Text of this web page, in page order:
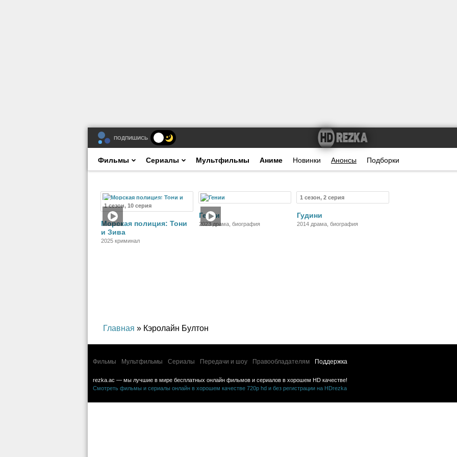
ПОДПИШИСЬ
Фильмы Сериалы Мультфильмы Аниме Новинки Анонсы Подборки
1 сезон, 10 серия
Сериал
Морская полиция: Тони
и Зива
2025 криминал
Гении
2023 драма, биография
1 сезон, 2 серия
Гудини
2014 драма, биография
Главная » Кэролайн Бултон
Фильмы Мультфильмы Сериалы Передачи и шоу Правообладателям Поддержка
rezka.ac — мы лучшие в мире бесплатных онлайн фильмов и сериалов в хорошем HD качестве!
Смотреть фильмы и сериалы онлайн в хорошем качестве 720p hd и без регистрации на HDrezka